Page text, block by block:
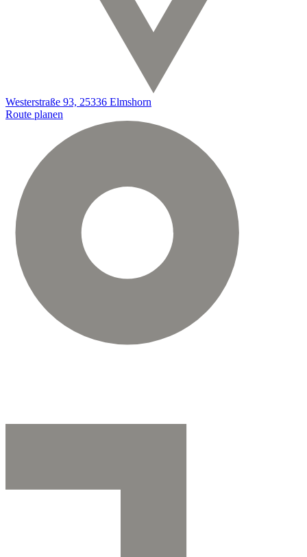
Westerstraße 93, 25336 Elmshorn
Route planen